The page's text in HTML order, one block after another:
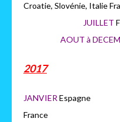
Croatie,
JUILLET
AOUT à
2017
JANVIER